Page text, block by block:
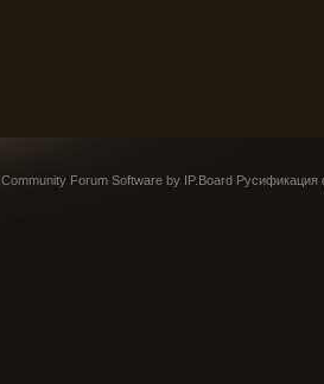
Community Forum Software by IP.Board Русификация